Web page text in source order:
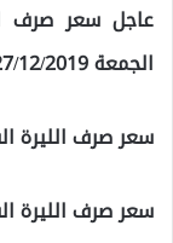
عاجل سعر صرف
الجمعة 27/12/2019
سعر صرف الليرة
سعر صرف الليرة